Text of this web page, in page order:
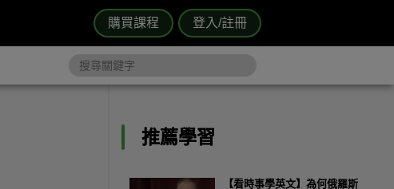
購買課程 登入/註冊
推薦學習
【看時事學英文】為何俄羅斯